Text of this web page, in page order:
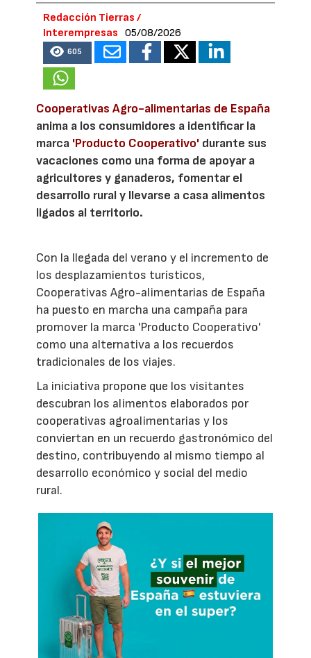
Redacción Tierras /
Interempresas
05/08/2026
605
Cooperativas Agro-alimentarias de España
anima a los consumidores a identificar la
marca 'Producto Cooperativo' durante sus
vacaciones como una forma de apoyar a
agricultores y ganaderos, fomentar el
desarrollo rural y llevarse a casa alimentos
ligados al territorio.
Con la llegada del verano y el incremento de
los desplazamientos turísticos,
Cooperativas Agro-alimentarias de España
ha puesto en marcha una campaña para
promover la marca 'Producto Cooperativo'
como una alternativa a los recuerdos
tradicionales de los viajes.
La iniciativa propone que los visitantes
descubran los alimentos elaborados por
cooperativas agroalimentarias y los
conviertan en un recuerdo gastronómico del
destino, contribuyendo al mismo tiempo al
desarrollo económico y social del medio
rural.